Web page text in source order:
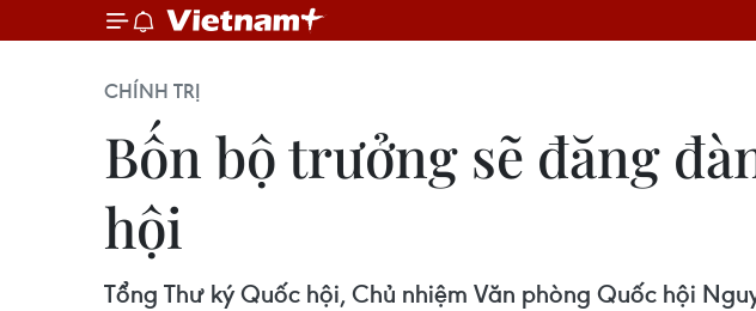
CHÍNH TRỊ
Bốn bộ trưởng sẽ đăng
hội
Tổng Thư ký Quốc hội, Chủ nhiệm Văn phòng Quốc hội